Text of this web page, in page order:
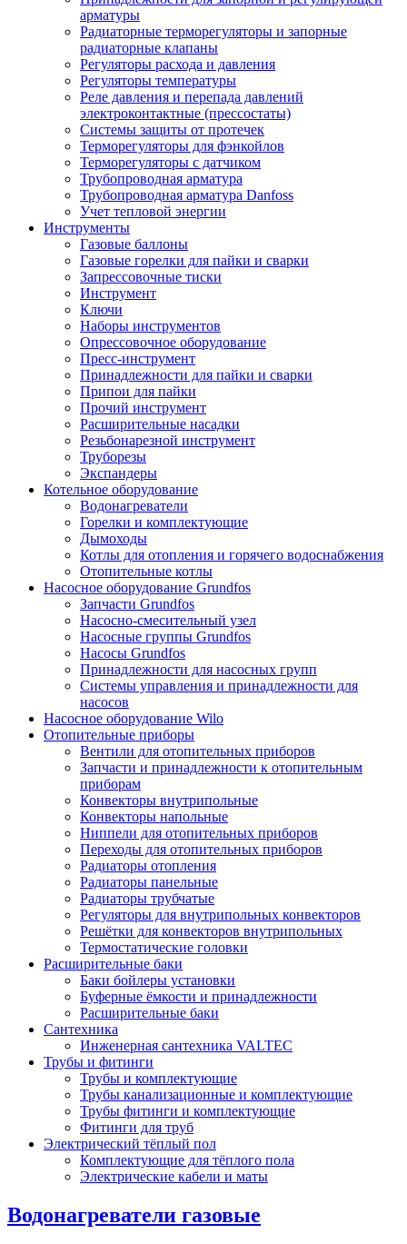
арматуры
Радиаторные терморегуляторы и запорные
радиаторные клапаны
Регуляторы расхода и давления
Регуляторы температуры
Реле давления и перепада давлений
электроконтактные (прессостаты)
Системы защиты от протечек
Терморегуляторы для фэнкойлов
Терморегуляторы с датчиком
Трубопроводная арматура
Трубопроводная арматура Danfoss
Учет тепловой энергии
Инструменты
Газовые баллоны
Газовые горелки для пайки и сварки
Запрессовочные тиски
Инструмент
Ключи
Наборы инструментов
Опрессовочное оборудование
Пресс-инструмент
Принадлежности для пайки и сварки
Припои для пайки
Прочий инструмент
Расширительные насадки
Резьбонарезной инструмент
Труборезы
Экспандеры
Котельное оборудование
Водонагреватели
Горелки и комплектующие
Дымоходы
Котлы для отопления и горячего водоснабжения
Отопительные котлы
Насосное оборудование Grundfos
Запчасти Grundfos
Насосно-смесительный узел
Насосные группы Grundfos
Насосы Grundfos
Принадлежности для насосных групп
Системы управления и принадлежности для
насосов
Насосное оборудование Wilo
Отопительные приборы
Вентили для отопительных приборов
Запчасти и принадлежности к отопительным
приборам
Конвекторы внутрипольные
Конвекторы напольные
Ниппели для отопительных приборов
Переходы для отопительных приборов
Радиаторы отопления
Радиаторы панельные
Радиаторы трубчатые
Регуляторы для внутрипольных конвекторов
Решётки для конвекторов внутрипольных
Термостатические головки
Расширительные баки
Баки бойлеры установки
Буферные ёмкости и принадлежности
Расширительные баки
Сантехника
Инженерная сантехника VALTEC
Трубы и фитинги
Трубы и комплектующие
Трубы канализационные и комплектующие
Трубы фитинги и комплектующие
Фитинги для труб
Электрический тёплый пол
Комплектующие для тёплого пола
Электрические кабели и маты
Водонагреватели газовые